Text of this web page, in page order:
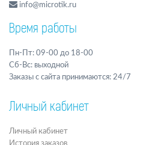
info@microtik.ru
Время работы
Пн-Пт: 09-00 до 18-00
Сб-Вс: выходной
Заказы с сайта принимаются: 24/7
Личный кабинет
Личный кабинет